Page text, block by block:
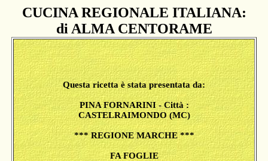
CUCINA REGIONALE ITALIANA:
di ALMA CENTORAME
Questa ricetta è stata presentata da:
PINA FORNARINI - Città :
CASTELRAIMONDO (MC)
*** REGIONE MARCHE ***
FA FOGLIE